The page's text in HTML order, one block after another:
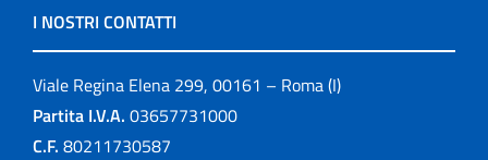
I NOSTRI CONTATTI
Viale Regina Elena 299, 00161 – Roma (I)
Partita I.V.A. 03657731000
C.F. 80211730587